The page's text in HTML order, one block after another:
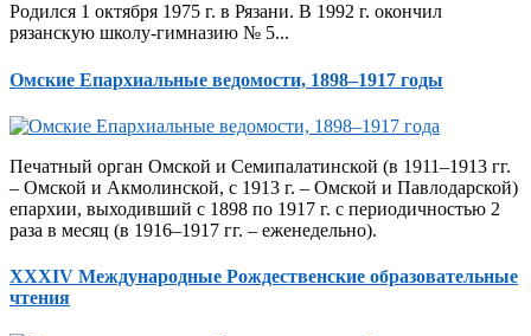
Родился 1 октября 1975 г. в Рязани. В 1992 г. окончил
рязанскую школу-гимназию № 5...
Омские Епархиальные ведомости, 1898–1917 годы
Печатный орган Омской и Семипалатинской (в 1911–1913 гг.
– Омской и Акмолинской, с 1913 г. – Омской и Павлодарской)
епархии, выходивший с 1898 по 1917 г. с периодичностью 2
раза в месяц (в 1916–1917 гг. – еженедельно).
XXXIV Международные Рождественские образовательные
чтения